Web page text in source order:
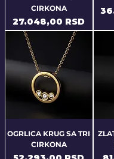
CIRKONA
Price
27.048,00 RSD
OGRLICA KRUG SA TRI
CIRKONA